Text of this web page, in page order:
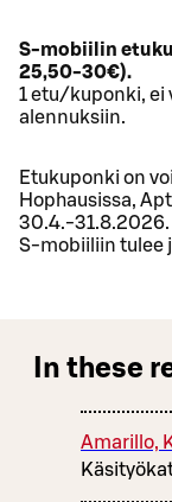
S-mobiilin
25,50-30€).
1 etu/kuponki, ei
alennuksiin.
Etukuponki on
Hophausissa,
30.4.-31.8.2026.
S-mobiiliin tulee
In these
Amarillo,